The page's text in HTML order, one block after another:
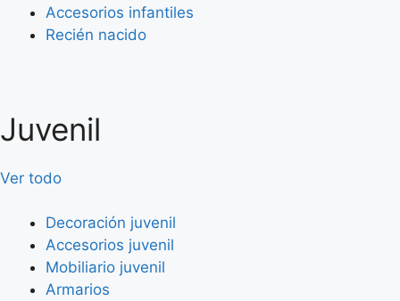
Accesorios infantiles
Recién nacido
Juvenil
Ver todo
Decoración juvenil
Accesorios juvenil
Mobiliario juvenil
Armarios